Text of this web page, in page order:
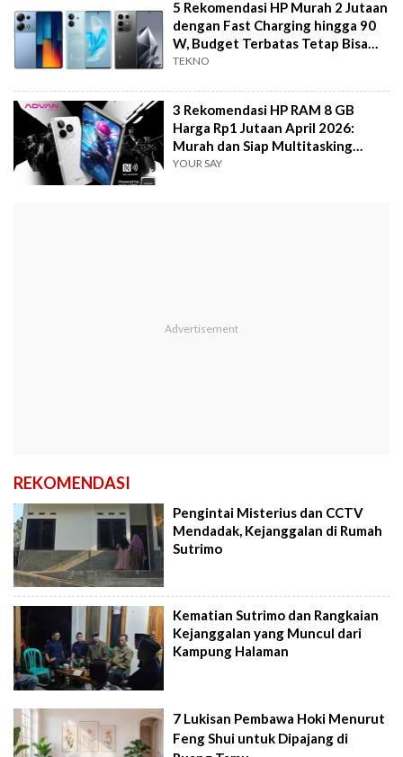
5 Rekomendasi HP Murah 2 Jutaan
dengan Fast Charging hingga 90
W, Budget Terbatas Tetap Bisa
Dapat
TEKNO
3 Rekomendasi HP RAM 8 GB
Harga Rp1 Jutaan April 2026:
Murah dan Siap Multitasking
Tanpa Hambatan
YOUR SAY
REKOMENDASI
Pengintai Misterius dan CCTV
Mendadak, Kejanggalan di Rumah
Sutrimo
Kematian Sutrimo dan Rangkaian
Kejanggalan yang Muncul dari
Kampung Halaman
7 Lukisan Pembawa Hoki Menurut
Feng Shui untuk Dipajang di